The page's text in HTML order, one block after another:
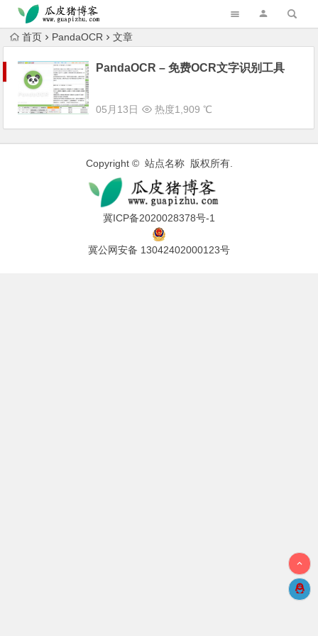
跳转到主内容
首页 PandaOCR 文章
PandaOCR – 免费OCR文字识别工具
05月13日 热度1,909 ℃
Copyright © 站点名称 版权所有.
冀ICP备2020028378号-1
冀公网安备 13042402000123号